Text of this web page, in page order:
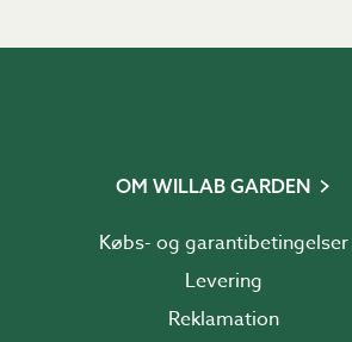
i
grønne
OM WILLAB GARDEN
Købs- og garantibetingelser
Levering
Reklamation